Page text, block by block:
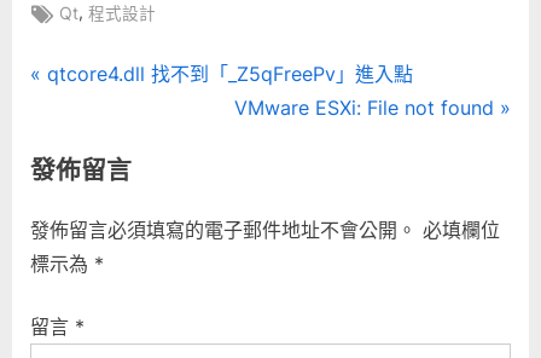
Tags:
Qt,程式設計
文
導
覽
P
v
o
u
P
qtcore4.dll 找不到「_Z5qFreePv」進入點
N
P
t
VMware ESXi: File not found
發佈留言
發佈留言必須填寫的電子郵件地址不會公開。 必填欄位
標示為 *
留言 *